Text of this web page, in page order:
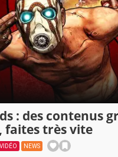
: des contenus
faites très vite
NEWS